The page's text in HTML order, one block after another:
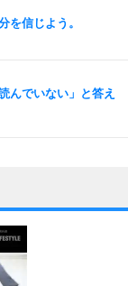
を信じよう。
んでいない」と答え
。